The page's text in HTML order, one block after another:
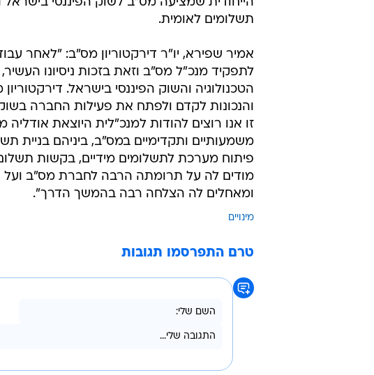
קדוש, בן 46, מכהן כחבר הנהלת הבנק
בניהול טכנולוגיה וחדשנות מאוניברסיטת תל
במסגרת תפקידו, יוביל קדוש את הפעילות
אמצעי תשלום חדשים, תשלומים מידיים,
לתשתית הטכנולוגית החדשנית והמתקדמת
הייחודית שמציעה מס"ב לשוק הפיננסי בישראל
תשלומים לאומית.
אמיר שפירא, יו"ר דירקטוריון מס"ב: "לאחר
לתפקיד מנכ"ל מס"ב וזאת בזכות ניסיונו העשיר,
והנכונות לקדם ולפתח את פעילות החברה
משמעותיים ותקדימיים במס"ב, ביניהם בניית
פיתוח מערכת לתשלומים מידיים, בקשות תשלום,
מודים לה על תרומתה הרבה לחברת מס"ב
ומאחלים לה הצלחה רבה בהמשך הדרך".
מינויים